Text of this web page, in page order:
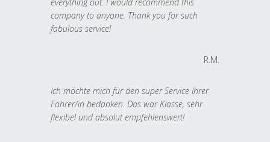
company to anyone. Thank you for such
fabulous service!
R.M.
Ich möchte mich für den super Service Ihrer
Fahrer/in bedanken. Das war Klasse, sehr
flexibel und absolut empfehlenswert!